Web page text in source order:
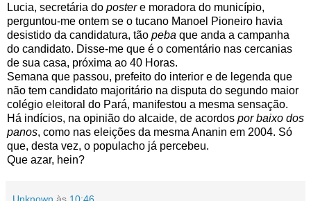
Lucia, secretária do postere moradora do município,
perguntou-me ontem se o tucano Manoel Pioneiro havia
desistido da candidatura, tão peba que anda a campanha
do candidato. Disse-me que é o comentário nas cercanias
de sua casa, próxima ao 40 Horas.
Semana que passou, prefeito do interior e de legenda que
não tem candidato majoritário na disputa do segundo maior
colégio eleitoral do Pará, manifestou a mesma sensação.
Há indícios, na opinião do alcaide, de acordos por baixo dos
panos, como nas eleições da mesma Ananin em 2004. Só
que, desta vez, o populacho já percebeu.
Que azar, hein?
Unknown às 10:46